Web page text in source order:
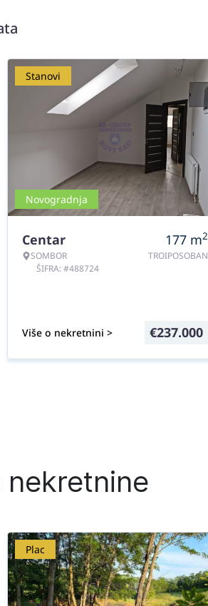
Stanovi
Novogradnja
Centar
SOMBOR
ŠIFRA: #488724
177 m2
TROIPOSOBAN
Više o nekretnini > €237.000
Plac